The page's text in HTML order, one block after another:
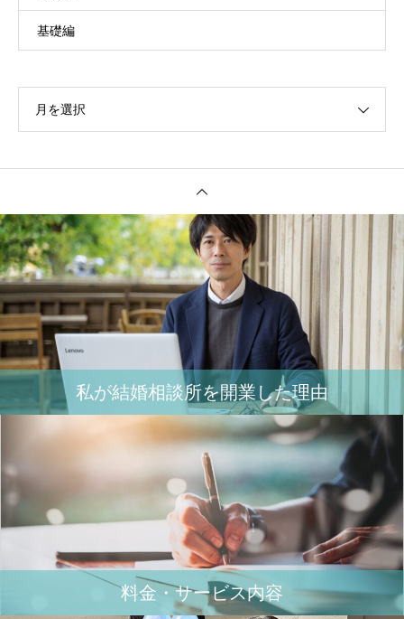
基礎編
月を選択
私が結婚相談所を開業した理由
料金・サービス内容